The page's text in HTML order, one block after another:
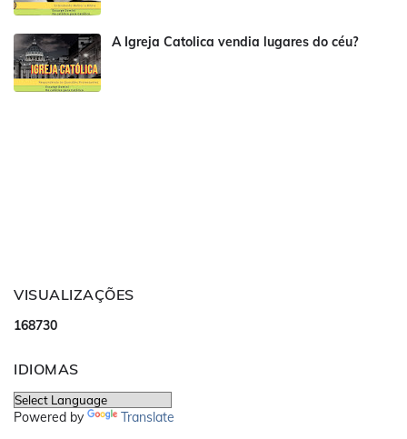
A Igreja Catolica vendia lugares do céu?
VISUALIZAÇÕES
168730
IDIOMAS
Powered by Translate